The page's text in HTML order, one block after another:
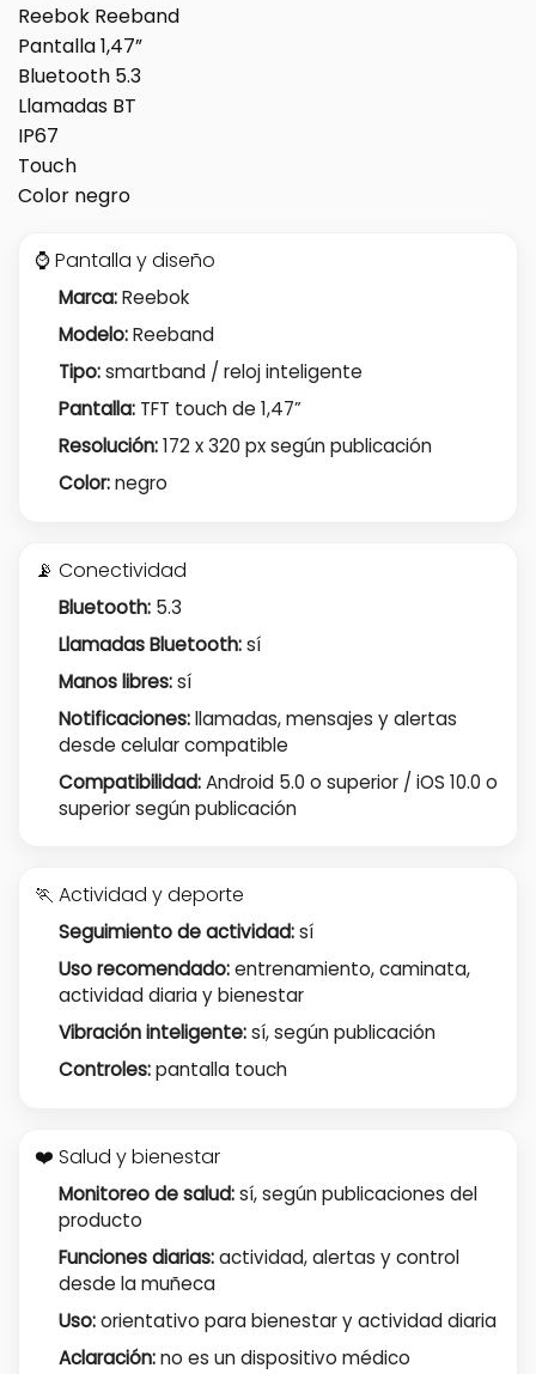
Reebok Reeband
Pantalla 1,47”
Bluetooth 5.3
Llamadas BT
IP67
Touch
Color negro
⌚ Pantalla y diseño
Marca:Reebok
Modelo:Reeband
Tipo:smartband / reloj inteligente
Pantalla:TFT touch de 1,47”
Resolución:172 x 320 px según publicación
Color:negro
📡 Conectividad
Bluetooth:5.3
Llamadas Bluetooth:sí
Manos libres:sí
Notificaciones:llamadas, mensajes y alertas
desde celular compatible
Compatibilidad:Android 5.0 o superior / iOS 10.0 o
superior según publicación
🏃 Actividad y deporte
Seguimiento de actividad:sí
Uso recomendado:entrenamiento, caminata,
actividad diaria y bienestar
Vibración inteligente:sí, según publicación
Controles:pantalla touch
❤️ Salud y bienestar
Monitoreo de salud:sí, según publicaciones del
producto
Funciones diarias:actividad, alertas y control
desde la muñeca
Uso:orientativo para bienestar y actividad diaria
Aclaración:no es un dispositivo médico